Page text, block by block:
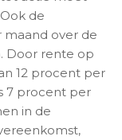
de
over de
Door rente op
12 procent per
7 procent per
in de